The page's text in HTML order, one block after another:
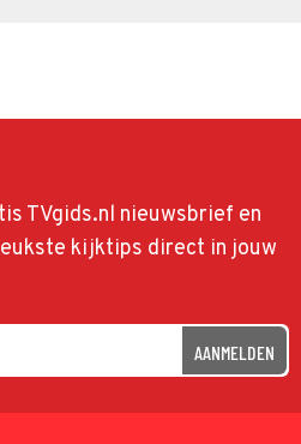
TVgids.nl nieuwsbrief en
kijktips direct in jouw
AANMELDEN